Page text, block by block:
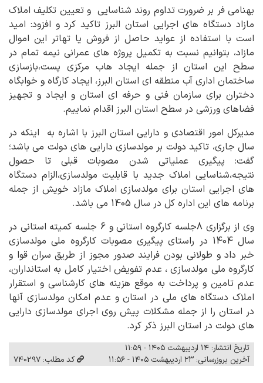
بهنامی فر بر ضرورت تداوم روند شناسایی و تعیین تکلیف املاک
مازاد دستگاه های اجرایی استان البرز تاکید کرد و افزود: امید
است با استفاده از عواید حاصل از فروش یا تهاتر این اموال
مازاد، بتوانیم نسبت به تکمیل پروژه های عمرانی نیمه تمام در
سطح این استان از جمله ایجاد هاب مرکزی پست،بازسازی
ساختمان اداری آب منطقه ای استان البرز، ایجاد کارگاه و خوابگاه
دختران برای سازمان فنی و حرفه ای استان و ایجاد و تجهیز
فضاهای ورزشی در سطح استان البرز اقدام نماییم.
مدیرکل امور اقتصادی و دارایی استان البرز با اشاره به اینکه در
سال جاری، تاکید دولت بر مولدسازی دارایی های دولت می باشد؛
گفت: پیگیری عملیاتی شدن مصوبات قبلی تا حصول
نتیجه،شناسایی املاک جدید با قابلیت مولدسازی،الزام دستگاه
های اجرایی استان برای مولدسازی املاک مازاد خویش از جمله
برنامه های این اداره کل در سال 1405 می باشد.
وی از برگزاری 8جلسه کارگروه استانی و 6 جلسه کمیته استانی در
سال 1404 در راستای پیگیری مصوبات کارگروه ملی مولدسازی
خبر داد و طولانی بودن فرایند صدور مجوز از طریق سران قوا و
کارگروه ملی مولدسازی ، عدم تفویض اختیار کامل به استانداران،
عدم تامین و پرداخت به موقع هزینه های کارشناسی و استقرار
املاک دستگاه های ملی در استان و عدم امکان مولدسازی آنها
در استان را از جمله مشکلات پیش روی اجرای مولدسازی دارایی
های دولت در استان البرز ذکر کرد.
تاریخ انتشار: ۱۴ اردیبهشت ۱۴۰۵ - ۱۱:۵۹
آخرین بروزرسانی: ۲۳ اردیبهشت ۱۴۰۵ - ۱۱:۵۶
کد مطلب: 740297